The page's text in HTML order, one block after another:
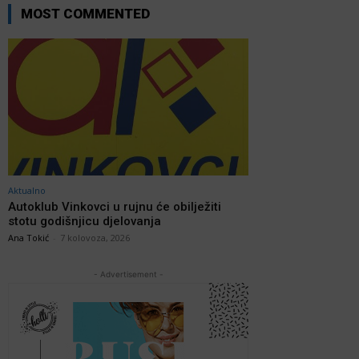
MOST COMMENTED
Aktualno
Autoklub Vinkovci u rujnu će obilježiti
stotu godišnjicu djelovanja
Ana Tokić 7 kolovoza, 2026
- Advertisement -